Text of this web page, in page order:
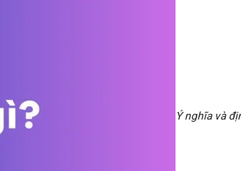
Ý nghĩa và